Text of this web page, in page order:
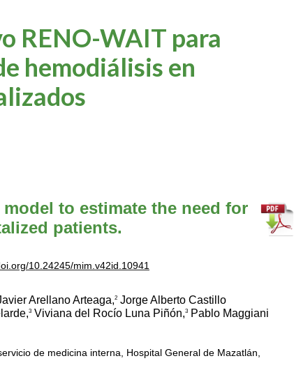
RENO-WAIT para
hemodiálisis en
to estimate the need for
patients.
10.24245/mim.v42id.10941
Arellano Arteaga,2 Jorge Alberto Castillo
3 Viviana del Rocío Luna Piñón,3
Pablo Maggiani
de medicina interna, Hospital General de Mazatlán,